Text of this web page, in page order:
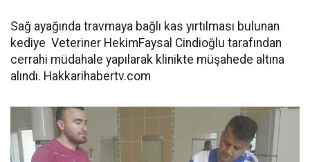
Sağ ayağında travmaya bağlı kas yırtılması bulunan
kediye Veteriner HekimFaysal Cindioğlu tarafından
cerrahi müdahale yapılarak klinikte müşahede altına
alındı. Hakkarihabertv.com